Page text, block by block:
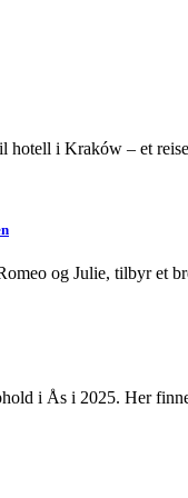
hotell i Kraków – et
og Julie, tilbyr et
i Ås i 2025. Her